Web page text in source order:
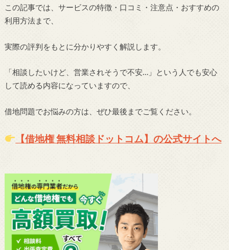
この記事では、サービスの特徴・口コミ・注意点・おすすめの
利用方法まで、
実際の評判をもとに分かりやすく解説します。
「相談したいけど、営業されそうで不安…」という人でも安心
して読める内容になっていますので、
借地問題でお悩みの方は、ぜひ最後までご覧ください。
【借地権 無料相談ドットコム】の公式サイトへ